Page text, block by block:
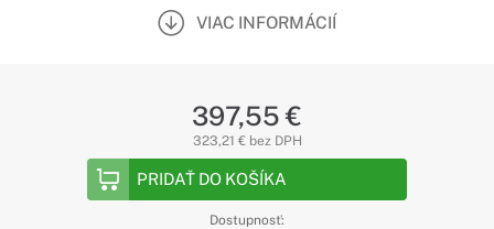
VIAC INFORMÁCIÍ
397,55 €
323,21 € bez DPH
PRIDAŤ DO KOŠÍKA
Dostupnosť: